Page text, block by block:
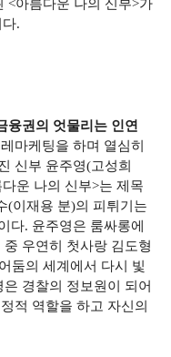
<아름다운 나의 신부>가
.
융권의 엇물리는 인연
마케팅을 하며 열심히
신부 윤주영(고성희
운 나의 신부>는 제목
(이재용 분)의 피튀기는
다. 윤주영은 룸싸롱에
우연히 첫사랑 김도형
둠의 세계에서 다시 빛
경찰의 정보원이 되어
적 역할을 하고 자신의